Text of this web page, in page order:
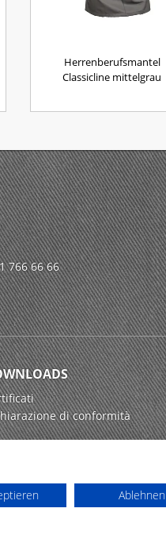
Herrenberufsmantel
Classicline mittelgrau
766 66 66
di conformità
Ablehnen